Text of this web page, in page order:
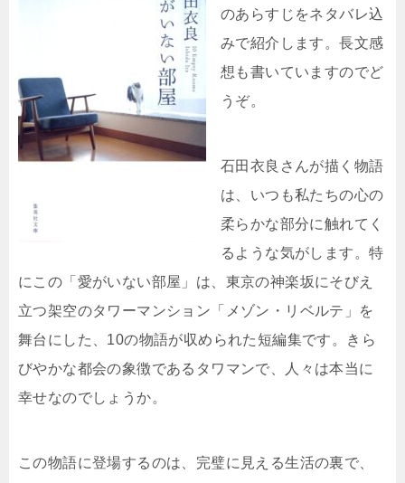
のあらすじをネタバレ込
みで紹介します。長文感
想も書いていますのでど
うぞ。
石田衣良さんが描く物語
は、いつも私たちの心の
柔らかな部分に触れてく
るような気がします。特
にこの「愛がいない部屋」は、東京の神楽坂にそびえ
立つ架空のタワーマンション「メゾン・リベルテ」を
舞台にした、10の物語が収められた短編集です。きら
びやかな都会の象徴であるタワマンで、人々は本当に
幸せなのでしょうか。
この物語に登場するのは、完璧に見える生活の裏で、